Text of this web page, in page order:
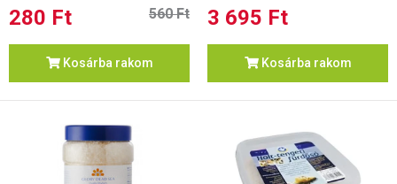
280 Ft 560 Ft
Kosárba rakom
3 695 Ft
Kosárba rakom